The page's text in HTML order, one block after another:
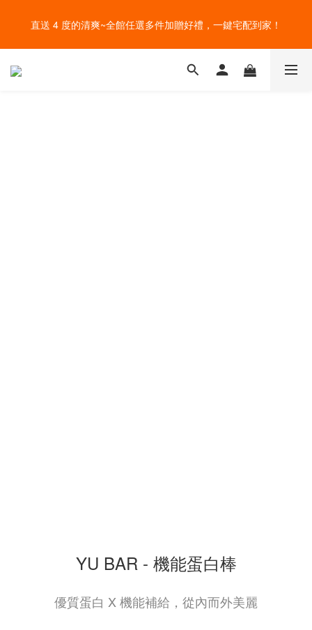
吃菜~
直送 4 度的清爽~全館任選多件加贈好禮，一鍵宅配到家！
給爸爸一錠超能力~全館滿額加贈祕魯瑪卡錠，父親節好好感謝~
YU BAR - 機能蛋白棒
優質蛋白 X 機能補給，從內而外美麗